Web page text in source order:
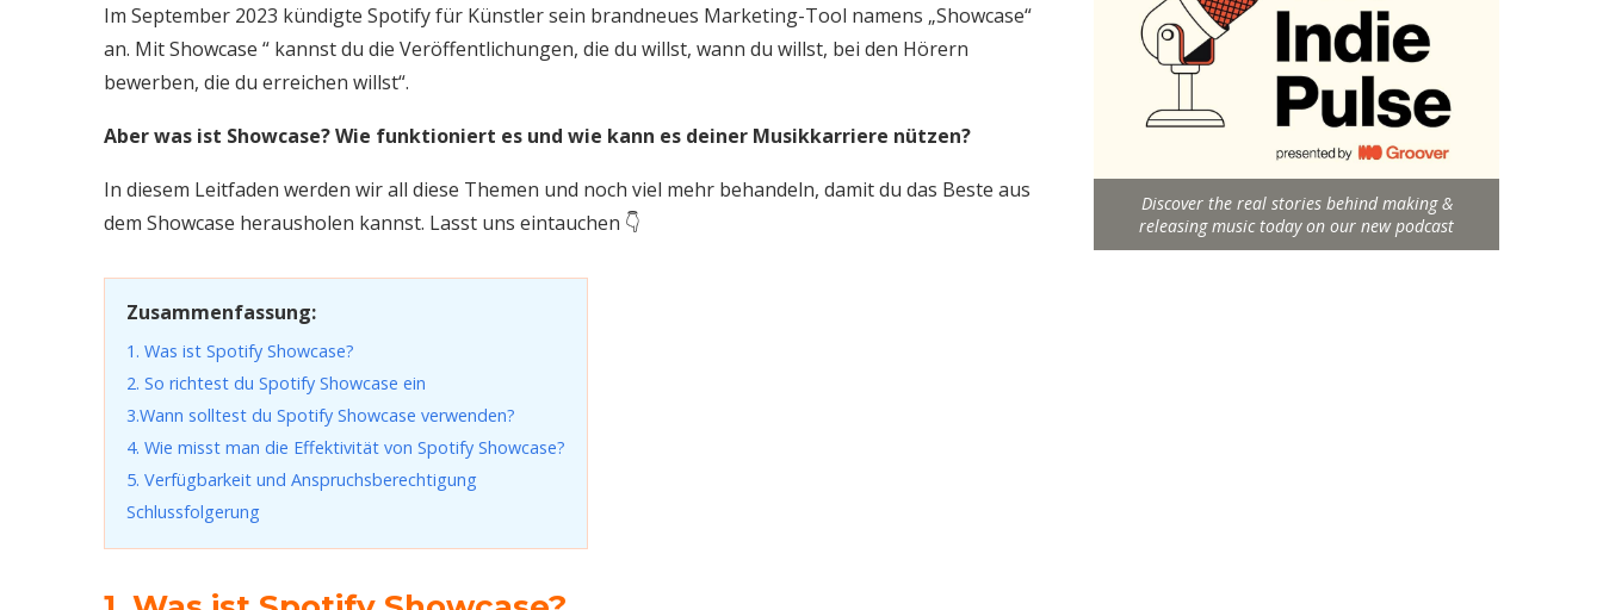
Im September 2023 kündigte Spotify für Künstler sein brandneues Marketing-Tool namens „Showcase“
an. Mit Showcase “ kannst du die Veröffentlichungen, die du willst, wann du willst, bei den Hörern
bewerben, die du erreichen willst“.
Aber was ist Showcase? Wie funktioniert es und wie kann es deiner Musikkarriere nützen?
In diesem Leitfaden werden wir all diese Themen und noch viel mehr behandeln, damit du das Beste aus
dem Showcase herausholen kannst. Lasst uns eintauchen 👇
Zusammenfassung:
1. Was ist Spotify Showcase?
2. So richtest du Spotify Showcase ein
3.Wann solltest du Spotify Showcase verwenden?
4. Wie misst man die Effektivität von Spotify Showcase?
5. Verfügbarkeit und Anspruchsberechtigung
Schlussfolgerung
Discover the real stories behind making &
releasing music today on our new podcast